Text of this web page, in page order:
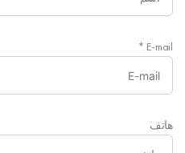
E-mail
*
هاتف